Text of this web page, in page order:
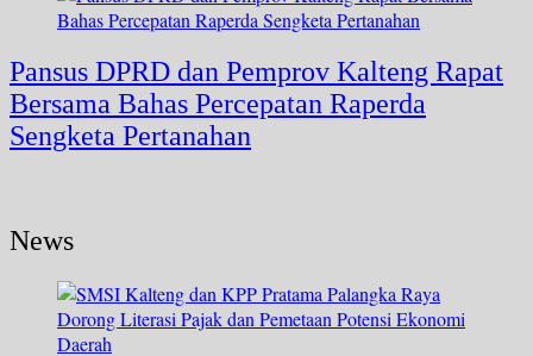
Pansus DPRD dan Pemprov Kalteng Rapat
Bersama Bahas Percepatan Raperda
Sengketa Pertanahan
News